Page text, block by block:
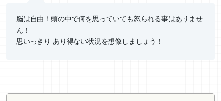
脳は自由！頭の中で何を思っていても怒られる事はありませ
ん！
思いっきり あり得ない状況を想像しましょう！